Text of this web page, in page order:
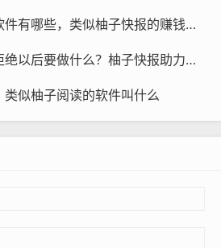
类似柚子快报的赚钱软件有哪些，类似柚子快报的赚钱软件是真的吗
柚子快报助力任务被拒绝以后要做什么？柚子快报助力的昵称是什么
似柚子阅读的软件叫什么